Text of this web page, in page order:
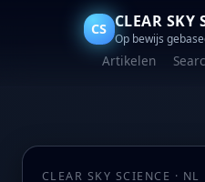
CS CLEAR SKY
Op bewijs
Artikelen
CLEAR SKY SCIENCE · NL